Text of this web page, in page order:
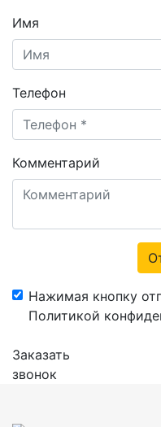
Имя
Телефон
Комментарий
Нажимая кнопку
Политикой
Заказать
звонок